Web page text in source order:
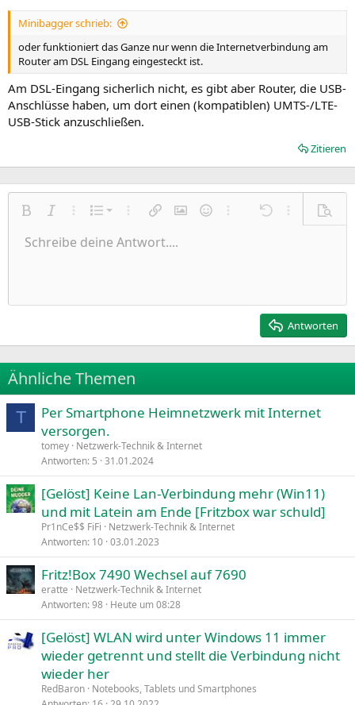
Minibagger schrieb:
oder funktioniert das Ganze nur wenn die Internetverbindung am
Router am DSL Eingang eingesteckt ist.
Am DSL-Eingang sicherlich nicht, es gibt aber Router, die USB-
Anschlüsse haben, um dort einen (kompatiblen) UMTS-/LTE-
USB-Stick anzuschließen.
Zitieren
Fett KursivWeitere Einstellungen…
Liste
Nummerierte Liste
Ungeordnete Liste
Weitere Einstellungen…
Link einfügen
Bild einfügen
SmileysWeitere Einstellungen…
Rückgängig
Weitere
Schriftgröße
9
22
26
TextfarbeSchriftfamilie
Arial
Times New Roman
Trebuchet MS
Verdana
Durchgestrichen
Unterstrichen
Inline-Code
AusrichtungLinksbündig
Paragraph format
Normal
Heading 2
ZitatMedienTabelle einfügen
Insert horizontal line
SpoilerCode
Wiederholen
BBCode umschalten
Formatierung entfernen
EntwürfeEntwurf speichern
Schreibe deine Antwort....
Antworten
Ähnliche Themen
T
Per Smartphone Heimnetzwerk mit Internet
versorgen.
tomey Netzwerk-Technik & Internet
Antworten 5 31.01.2024
[Gelöst] Keine Lan-Verbindung mehr (Win11)
und mit Latein am Ende [Fritzbox war schuld]
Pr1nCe$$ FiFi
Netzwerk-Technik & Internet
Antworten 10 03.01.2023
Fritz!Box 7490 Wechsel auf 7690
eratte
Netzwerk-Technik & Internet
Antworten 98 Heute um 08:28
[Gelöst] WLAN wird unter Windows 11 immer
wieder getrennt und stellt die Verbindung nicht
wieder her
RedBaron Notebooks, Tablets und Smartphones